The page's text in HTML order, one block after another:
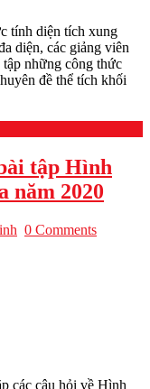
tính diện tích xung
diện, các giảng viên
những công thức
đề thể tích khối
tập Hình
năm 2020
0 Comments
các câu hỏi về Hình